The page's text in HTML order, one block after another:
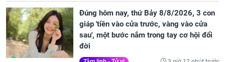
Đúng hôm nay, thứ Bảy 8/8/2026, 3 con
giáp 'tiền vào cửa trước, vàng vào cửa
sau', một bước nắm trong tay cơ hội đổi
đời